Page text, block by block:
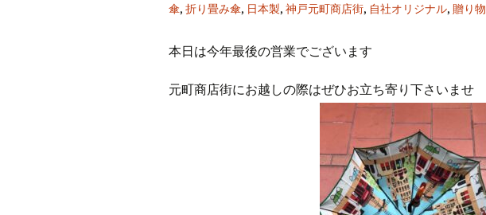
傘, 折り畳み傘, 日本製, 神戸元町商店街, 自社オリジナル, 贈り物
本日は今年最後の営業でございます
元町商店街にお越しの際はぜひお立ち寄り下さいませ